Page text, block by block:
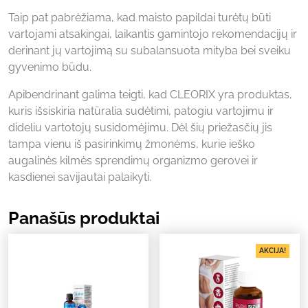
Taip pat pabrėžiama, kad maisto papildai turėtų būti
vartojami atsakingai, laikantis gamintojo rekomendacijų ir
derinant jų vartojimą su subalansuota mityba bei sveiku
gyvenimo būdu.
Apibendrinant galima teigti, kad CLEORIX yra produktas,
kuris išsiskiria natūralia sudėtimi, patogiu vartojimu ir
dideliu vartotojų susidomėjimu. Dėl šių priežasčių jis
tampa vienu iš pasirinkimų žmonėms, kurie ieško
augalinės kilmės sprendimų organizmo gerovei ir
kasdienei savijautai palaikyti.
Panašūs produktai
AKCIJA!